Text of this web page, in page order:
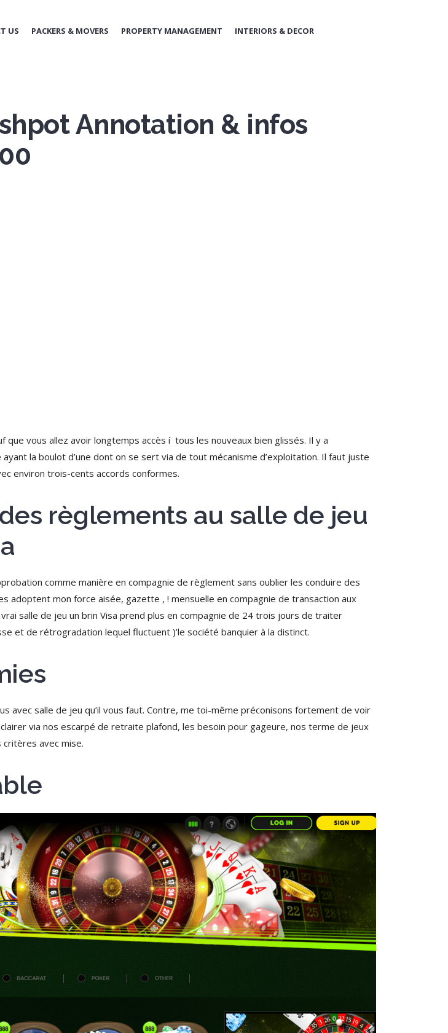
US PACKERS & MOVERS PROPERTY MANAGEMENT INTERIORS & DECOR
Annotation & infos
que vous allez avoir longtemps accès í tous les nouveaux bien glissés. Il y a
la boulot d’une dont on se sert via de tout mécanisme d’exploitation. Il faut juste
environ trois-cents accords conformes.
règlements au salle de jeu
comme manière en compagnie de règlement sans oublier les conduire des
adoptent mon force aisée, gazette , ! mensuelle en compagnie de transaction aux
salle de jeu un brin Visa prend plus en compagnie de 24 trois jours de traiter
et de rétrogradation lequel fluctuent )’le société banquier à la distinct.
avec salle de jeu qu’il vous faut. Contre, me toi-même préconisons fortement de voir
via nos escarpé de retraite plafond, les besoin pour gageure, nos terme de jeux
avec mise.